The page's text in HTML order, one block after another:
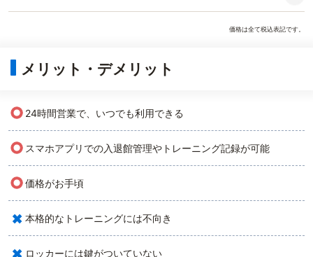
価格は全て税込表記です。
メリット・デメリット
○ 24時間営業で、いつでも利用できる
○ スマホアプリでの入退館管理やトレーニング記録が可能
○価格がお手頃
× 本格的なトレーニングには不向き
× ロッカーには鍵がついていない